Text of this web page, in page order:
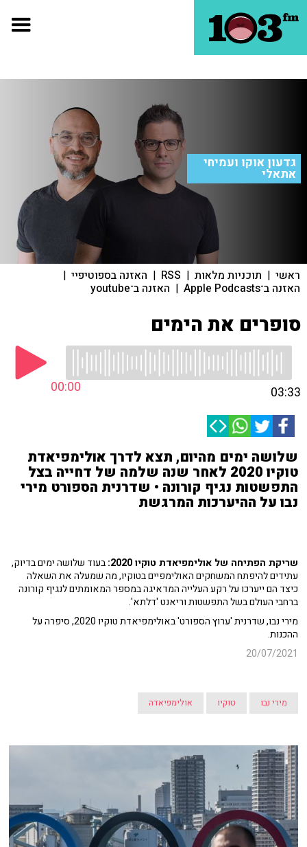
גדעון אוקו ועמיחי
אתאלי
ראשי | תוכניות מלאות |
RSS
| האזנה בספוטיפיי |
האזנה ב־Apple Podcasts | האזנה ב־youtube
סופרים את הימים
00:00 03:33
שלושה ימים מהיום, תצא לדרך אולימפיאדת
טוקיו 2020 לאחר שנה שלמה של דחייה בצל
התפשטות נגיף קורונה • שדרנית הספורט מירי
נבו על ההיערכות המרגשת
שריקת הפתיחה של אולימפיאדת טוקיו 2020:
בעוד שלושה ימים בדיוק,
עתידים להיפתח המשחקים האולימפיים בטוקיו, מה שמעלה את השאלה
כיצד הם ייערכו על רקע העלייה המדאיגה במספר המאומתים לנגיף קורונה
ברחבי העולם בשל התפשטות וריאנט 'דלתא'.
מירי נבו, שדרנית 'ערוץ הספורט' באולימפיאדת טוקיו 2020, סיפרה על
ההכנות.
20/07/2021
מירי נבו טוקיו אולימפיאדה